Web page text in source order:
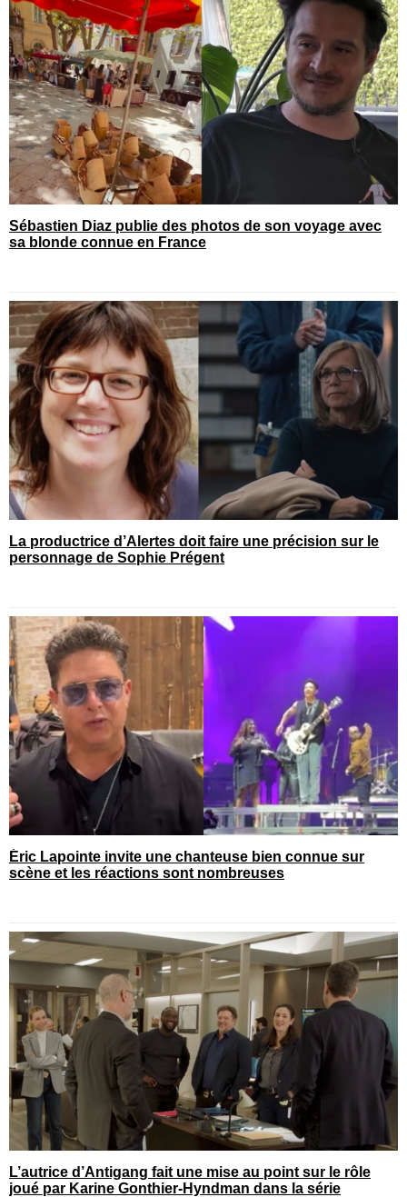
Sébastien Diaz publie des photos de son voyage avec
sa blonde connue en France
La productrice d’Alertes doit faire une précision sur le
personnage de Sophie Prégent
Éric Lapointe invite une chanteuse bien connue sur
scène et les réactions sont nombreuses
L’autrice d’Antigang fait une mise au point sur le rôle
joué par Karine Gonthier-Hyndman dans la série